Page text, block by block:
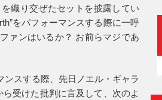
織り交ぜたセットを披露してい
をパフォーマンスする際に一呼
ァンはいるか？ お前らマジであ
ンスする際、先日ノエル・ギャラ
受けた批判に言及して、次のよ